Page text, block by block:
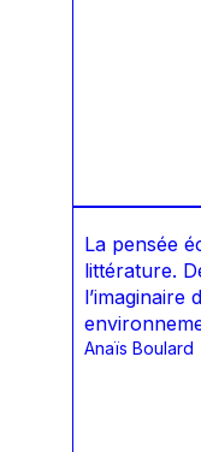
La pensée
littérature.
l’imaginaire
Anaïs Boulard